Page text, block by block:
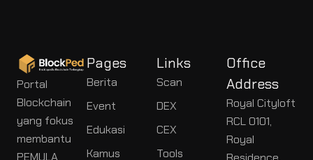
Portal
Blockchain
yang fokus
membantu
PEMULA
Pages
Berita
Event
Edukasi
Kamus
Links
Scan
DEX
CEX
Tools
Office
Address
Royal Cityloft
RCL 0101,
Royal